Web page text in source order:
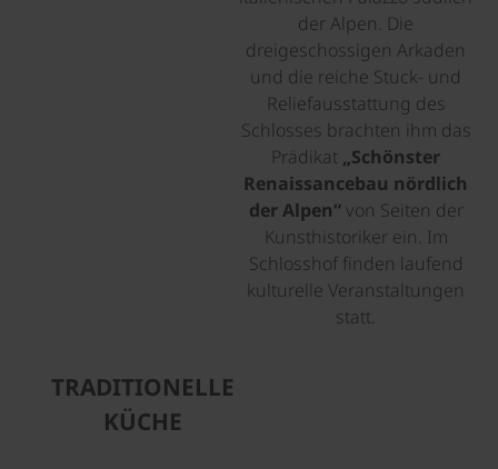
der Alpen. Die
dreigeschossigen Arkaden
und die reiche Stuck- und
Reliefausstattung des
Schlosses brachten ihm das
Prädikat „Schönster
Renaissancebau nördlich
der Alpen“von Seiten der
Kunsthistoriker ein. Im
Schlosshof finden laufend
kulturelle Veranstaltungen
statt.
TRADITIONELLE
KÜCHE